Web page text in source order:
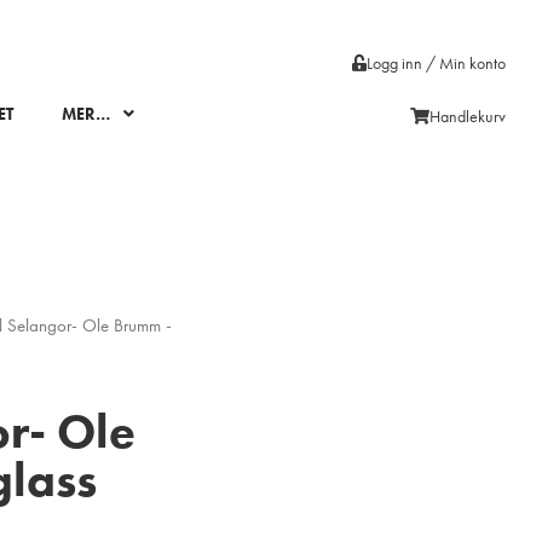
MER…
Logg inn / Min konto
Handlekurv
Ole Brumm -
Ole